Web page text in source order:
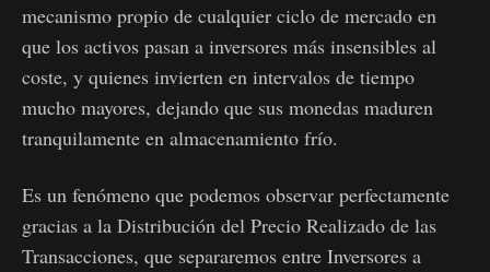
mecanismo propio de cualquier ciclo de mercado en
que los activos pasan a inversores más insensibles al
coste, y quienes invierten en intervalos de tiempo
mucho mayores, dejando que sus monedas maduren
tranquilamente en almacenamiento frío.
Es un fenómeno que podemos observar perfectamente
gracias a la Distribución del Precio Realizado de las
Transacciones, que separaremos entre Inversores a